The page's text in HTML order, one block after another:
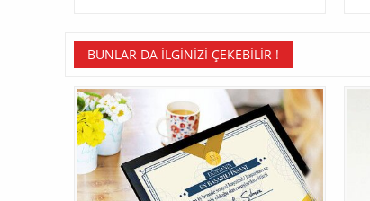
BUNLAR DA İLGINIZI ÇEKEBILIR !